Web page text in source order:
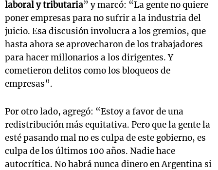
laboral y tributaria” y marcó: “La gente no quiere
poner empresas para no sufrir a la industria del
juicio. Esa discusión involucra a los gremios, que
hasta ahora se aprovecharon de los trabajadores
para hacer millonarios a los dirigentes. Y
cometieron delitos como los bloqueos de
empresas”.
Por otro lado, agregó: “Estoy a favor de una
redistribución más equitativa. Pero que la gente la
esté pasando mal no es culpa de este gobierno, es
culpa de los últimos 100 años. Nadie hace
autocrítica. No habrá nunca dinero en Argentina si